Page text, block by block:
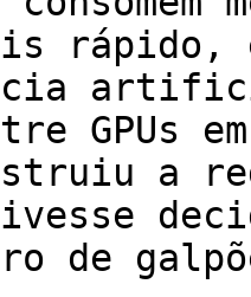
GPUs
a
de